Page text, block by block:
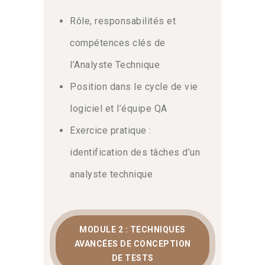
atout majeur pour identifier les
vulnérabilités tôt dans le cycle de vie.
vers l’utilisation d’outils
d’automatisation performants pour
optimiser vos pipelines CI/CD. Pour
plus d’informations, consultez notre
contactez nos experts QA
Pourquoi choisir cette
analyste technique de testjoue un
rôle charnière dans la réussite des
projets. Grâce à des exercices
pratiques, vous serez capable de
Rôle, responsabilités et
compétences clés de
l’Analyste Technique
Position dans le cycle de vie
logiciel et l’équipe QA
Exercice pratique :
identification des tâches d’un
analyste technique
MODULE 2 : TECHNIQUES
AVANCÉES DE CONCEPTION
DE TESTS